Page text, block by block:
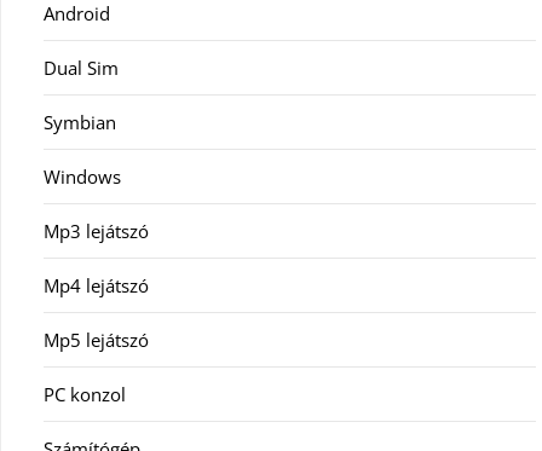
Android
Dual Sim
Symbian
Windows
Mp3 lejátszó
Mp4 lejátszó
Mp5 lejátszó
PC konzol